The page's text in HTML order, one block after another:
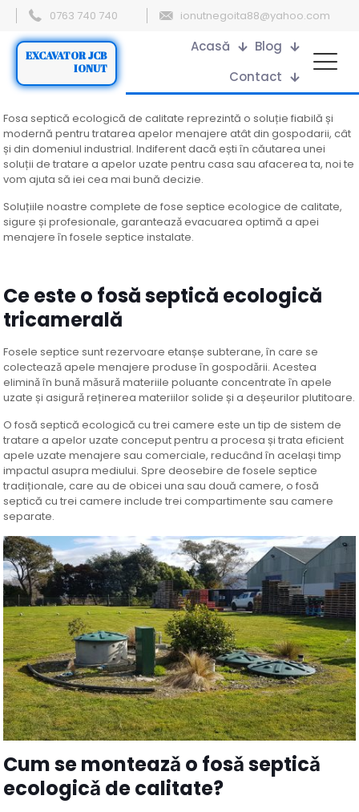
0763 740 740 ionutnegoita88@yahoo.com
EXCAVATOR JCB
IONUT
Acasă
Blog
Contact
Fosa septică ecologică de calitate reprezintă o soluție fiabilă și
modernă pentru tratarea apelor menajere atât din gospodarii, cât
și din domeniul industrial. Indiferent dacă ești în căutarea unei
soluții de tratare a apelor uzate pentru casa sau afacerea ta, noi te
vom ajuta să iei cea mai bună decizie.
Soluțiile noastre complete de fose septice ecologice de calitate,
sigure și profesionale, garanteazǎ evacuarea optimă a apei
menajere în fosele septice instalate.
Ce este o fosăseptică ecologică
tricamerală
Fosele septice sunt rezervoare etanșe subterane, în care se
colecteazǎ apele menajere produse în gospodǎrii. Acestea
eliminǎ în bunǎ mǎsurǎ materiile poluante concentrate în apele
uzate și asigurǎ reținerea materiilor solide și a deșeurilor plutitoare.
O fosă septică ecologică cu trei camere este un tip de sistem de
tratare a apelor uzate conceput pentru a procesa și trata eficient
apele uzate menajere sau comerciale, reducând în același timp
impactul asupra mediului. Spre deosebire de fosele septice
tradiționale, care au de obicei una sau două camere, o fosă
septică cu trei camere include trei compartimente sau camere
separate.
Cum se monteazǎ o fosǎ septicǎ
ecologicǎ de calitate?